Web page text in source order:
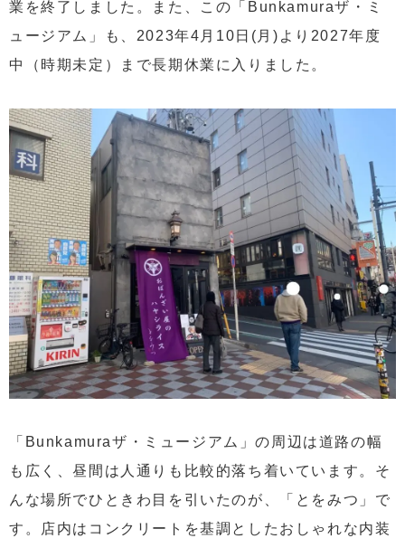
業を終了しました。また、この「Bunkamuraザ・ミ
ュージアム」も、2023年4月10日(月)より2027年度
中（時期未定）まで長期休業に入りました。
「Bunkamuraザ・ミュージアム」の周辺は道路の幅
も広く、昼間は人通りも比較的落ち着いています。そ
んな場所でひときわ目を引いたのが、「とをみつ」で
す。店内はコンクリートを基調としたおしゃれな内装